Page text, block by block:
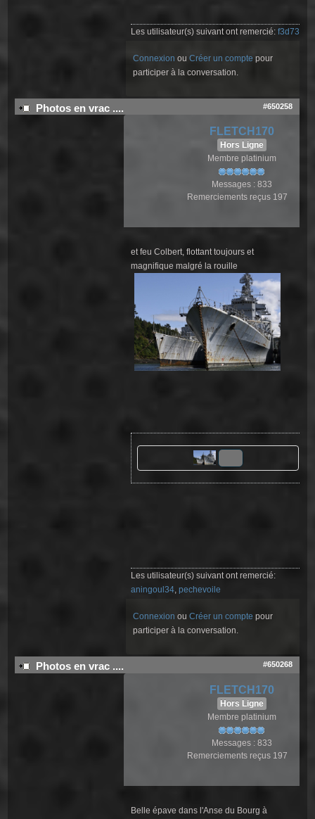
Les utilisateur(s) suivant ont remercié:f3d73
Connexion ouCréer un compte pour
participer à la conversation.
Photos en vrac .... #650258
FLETCH170
Hors Ligne
Membre platinium
Messages : 833
Remerciements reçus 197
et feu Colbert, flottant toujours et
magnifique malgré la rouille
Les utilisateur(s) suivant ont remercié:
aningoul34 ,pechevoile
Connexion ouCréer un compte pour
participer à la conversation.
Photos en vrac .... #650268
FLETCH170
Hors Ligne
Membre platinium
Messages : 833
Remerciements reçus 197
Belle épave dans l'Anse du Bourg à